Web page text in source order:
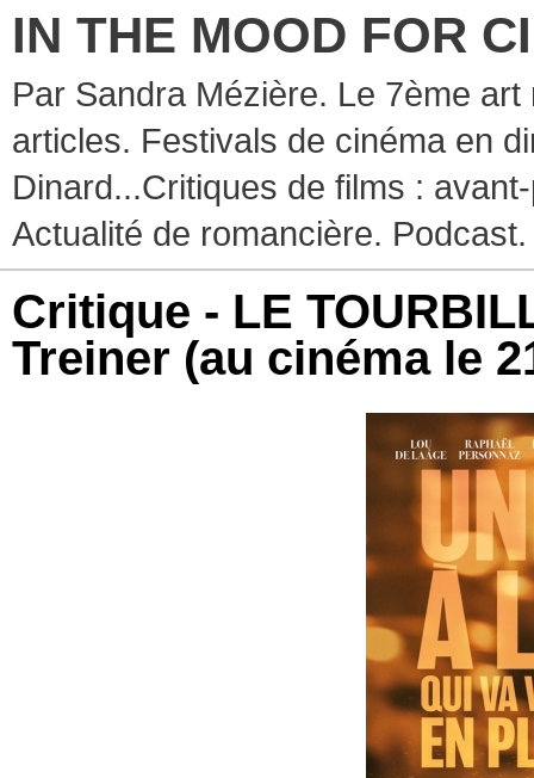
IN THE MOOD FOR
Par Sandra Mézière. Le 7ème
articles. Festivals de cinéma en
Dinard...Critiques de films :
Actualité de romancière. Podcast.
Critique - LE
Treiner (au cinéma le